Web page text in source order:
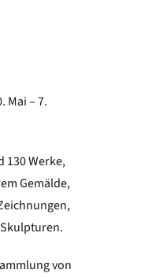
Mai – 7.
130 Werke,
Gemälde,
von